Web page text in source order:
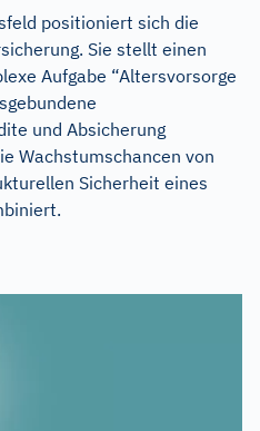
positioniert sich die
Sie stellt einen
Aufgabe “Altersvorsorge
und Absicherung
Wachstumschancen von
Sicherheit eines